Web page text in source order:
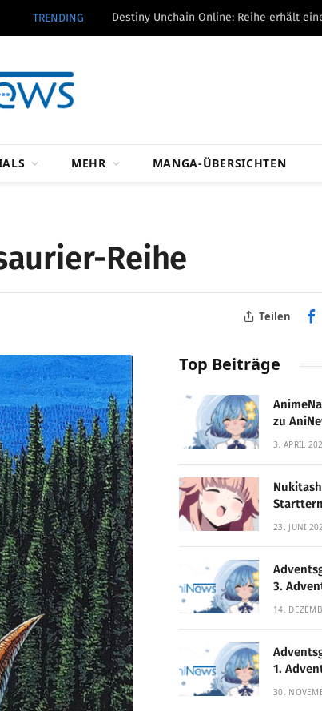
TRENDING Destiny Unchain Online: Reihe erhält
MEHR MANGA-ÜBERSICHTEN
Reihe
Teilen
Top Beiträge
zu
Design,
3. APRIL
23. JUNI
3.
14.
1.
30.